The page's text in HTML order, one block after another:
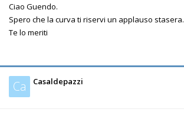
Ciao Guendo.
Spero che la curva ti riservi un applauso stasera.
Te lo meriti
Ca Casaldepazzi